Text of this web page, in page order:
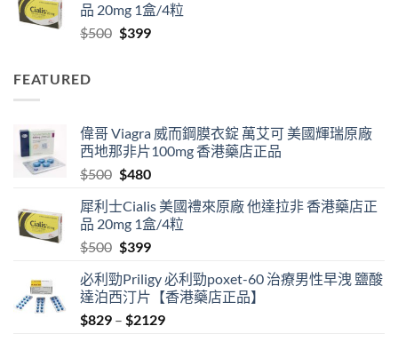
through
品 20mg 1盒/4粒
$500 Original
$399Current
FEATURED
偉哥 Viagra 威而鋼膜衣錠 萬艾可 美國輝瑞原廠
西地那非片100mg 香港藥店正品
$500 Original
was:
$500.
$480Current
is:
$480.
犀利士Cialis 美國禮來原廠 他達拉非 香港藥店正
品 20mg 1盒/4粒
$500 Original
was:
$500.
$399Current
is:
$399.
必利勁Priligy 必利勁poxet-60 治療男性早洩 鹽酸
達泊西汀片【香港藥店正品】
$829 – $2129Price